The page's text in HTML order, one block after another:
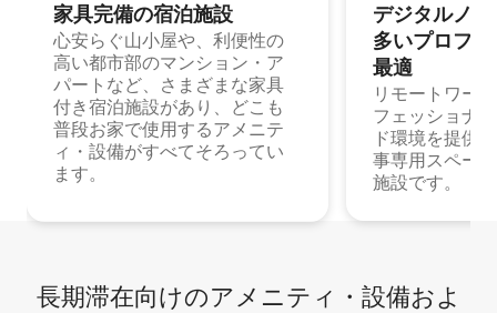
家具完備の宿⁠泊⁠施⁠設
心安らぐ山小屋や、利便性の
高い都市部のマンション・ア
パートなど、さまざまな家具
付き宿泊施設があり、どこも
普段お家で使用するアメニテ
ィ・設備がすべてそろってい
ます。
デジタルノ
多⁠いプ⁠ロ⁠フ⁠
最⁠適
リモートワー
フェッショナ
ド環境を提供
事専用スペー
施設です。
長期滞在向け⁠のア⁠メ⁠ニ⁠テ⁠ィ⁠・設⁠備⁠およ